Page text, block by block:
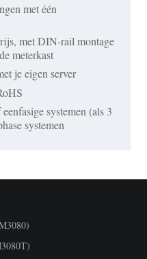
met één
met DIN-rail montage
meterkast
je eigen server
systemen (als 3
systemen